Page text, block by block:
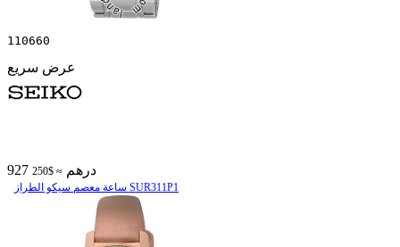
110660
عرض سريع
927 درهم ≈ $250
ساعة معصم سیکو الطراز SUR311P1